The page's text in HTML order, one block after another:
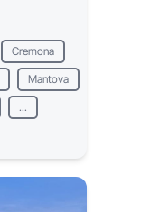
Cremona
Mantova
...